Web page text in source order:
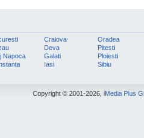
Napoca
Craiova
Deva
Galati
Iasi
Oradea
Pitesti
Ploiesti
Sibiu
Copyright © 2001-2026, iMedia Plus